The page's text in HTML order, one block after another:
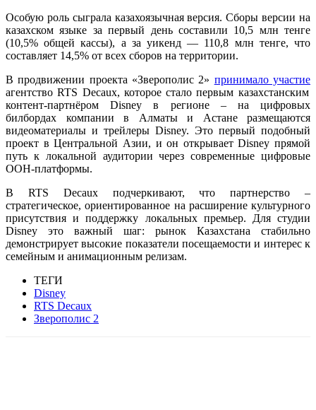
Особую роль сыграла казахоязычная версия. Сборы версии на
казахском языке за первый день составили 10,5 млн тенге
(10,5% общей кассы), а за уикенд — 110,8 млн тенге, что
составляет 14,5% от всех сборов на территории.
В продвижении проекта «Зверополис 2» принимало участие
агентство RTS Decaux, которое стало первым казахстанским
контент-партнёром Disney в регионе – на цифровых
билбордах компании в Алматы и Астане размещаются
видеоматериалы и трейлеры Disney. Это первый подобный
проект в Центральной Азии, и он открывает Disney прямой
путь к локальной аудитории через современные цифровые
OOH-платформы.
В RTS Decaux подчеркивают, что партнерство –
стратегическое, ориентированное на расширение культурного
присутствия и поддержку локальных премьер. Для студии
Disney это важный шаг: рынок Казахстана стабильно
демонстрирует высокие показатели посещаемости и интерес к
семейным и анимационным релизам.
ТЕГИ
Disney
RTS Decaux
Зверополис 2